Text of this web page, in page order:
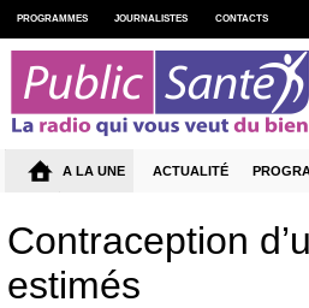
Contraception
estimés
PROGRAMMES JOURNALISTES CONTACTS
A LA UNE ACTUALITÉ